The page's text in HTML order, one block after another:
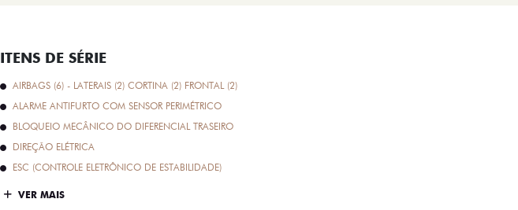
ITENS DE SÉRIE
AIRBAGS (6) - LATERAIS (2) CORTINA (2) FRONTAL (2)
ALARME ANTIFURTO COM SENSOR PERIMÉTRICO
BLOQUEIO MECÂNICO DO DIFERENCIAL TRASEIRO
DIREÇÃO ELÉTRICA
ESC (CONTROLE ELETRÔNICO DE ESTABILIDADE)
VER MAIS